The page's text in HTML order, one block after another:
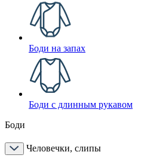
Боди на запах
Боди с длинным рукавом
Боди
Человечки, слипы